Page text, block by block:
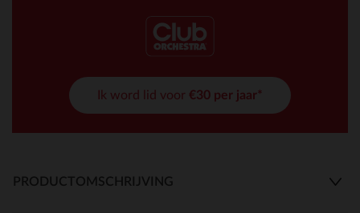
Ik word lid voor €30 per jaar*
PRODUCTOMSCHRIJVING